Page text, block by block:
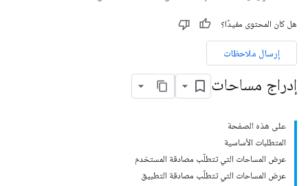
هل كان المحتوى مفيدًا؟
إرسال ملاحظات
إدراج مساحات
على هذه الصفحة
المتطلبات الأساسية
عرض المساحات التي تتطلّب مصادقة المستخدم
عرض المساحات التي تتطلّب مصادقة التطبيق